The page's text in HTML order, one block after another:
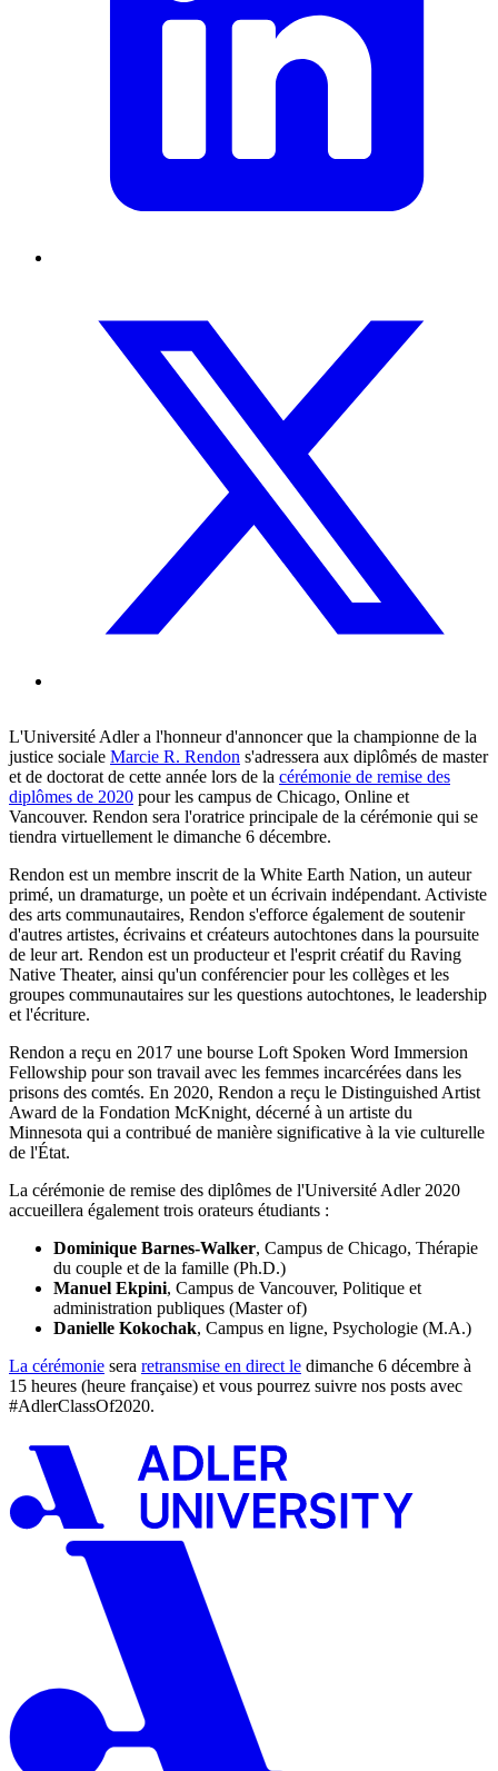
L'Université Adler a l'honneur d'annoncer que la championne de la
justice sociale Marcie R. Rendon s'adressera aux diplômés de master
et de doctorat de cette année lors de la cérémonie de remise des
diplômes de 2020 pour les campus de Chicago, Online et
Vancouver. Rendon sera l'oratrice principale de la cérémonie qui se
tiendra virtuellement le dimanche 6 décembre.
Rendon est un membre inscrit de la White Earth Nation, un auteur
primé, un dramaturge, un poète et un écrivain indépendant. Activiste
des arts communautaires, Rendon s'efforce également de soutenir
d'autres artistes, écrivains et créateurs autochtones dans la poursuite
de leur art. Rendon est un producteur et l'esprit créatif du Raving
Native Theater, ainsi qu'un conférencier pour les collèges et les
groupes communautaires sur les questions autochtones, le leadership
et l'écriture.
Rendon a reçu en 2017 une bourse Loft Spoken Word Immersion
Fellowship pour son travail avec les femmes incarcérées dans les
prisons des comtés. En 2020, Rendon a reçu le Distinguished Artist
Award de la Fondation McKnight, décerné à un artiste du
Minnesota qui a contribué de manière significative à la vie culturelle
de l'État.
La cérémonie de remise des diplômes de l'Université Adler 2020
accueillera également trois orateurs étudiants :
Dominique Barnes-Walker, Campus de Chicago, Thérapie
du couple et de la famille (Ph.D.)
Manuel Ekpini, Campus de Vancouver, Politique et
administration publiques (Master of)
Danielle Kokochak, Campus en ligne, Psychologie (M.A.)
La cérémonie sera retransmise en direct le dimanche 6 décembre à
15 heures (heure française) et vous pourrez suivre nos posts avec
#AdlerClassOf2020.